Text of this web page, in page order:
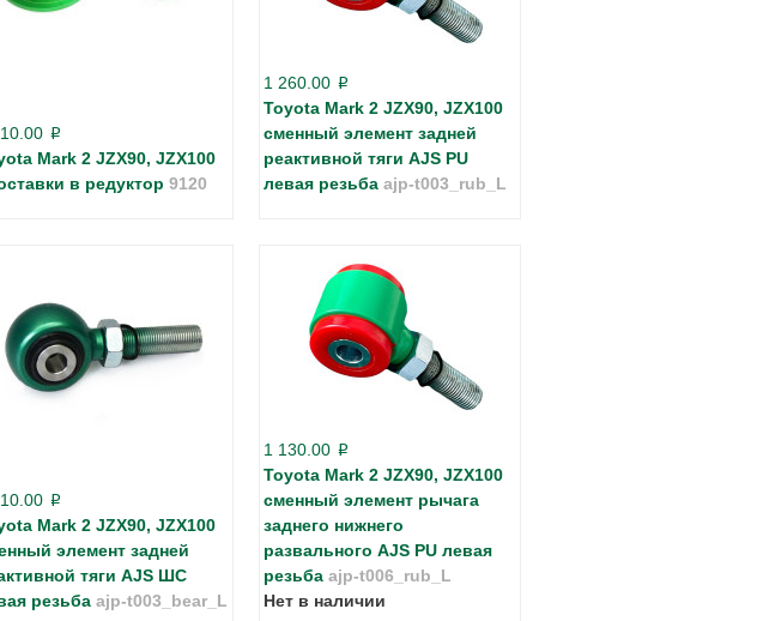
p
Mark 2 JZX90, JZX100
в редуктор 9120
1 260.00 p
Toyota Mark 2 JZX90, JZX100
сменный элемент задней
реактивной тяги AJS PU
левая резьба ajp-t003_rub_L
p
Mark 2 JZX90, JZX100
элемент задней
тяги AJS ШС
резьба ajp-t003_bear_L
1 130.00 p
Toyota Mark 2 JZX90, JZX100
сменный элемент рычага
заднего нижнего
развального AJS PU левая
резьба ajp-t006_rub_L
Нет в наличии